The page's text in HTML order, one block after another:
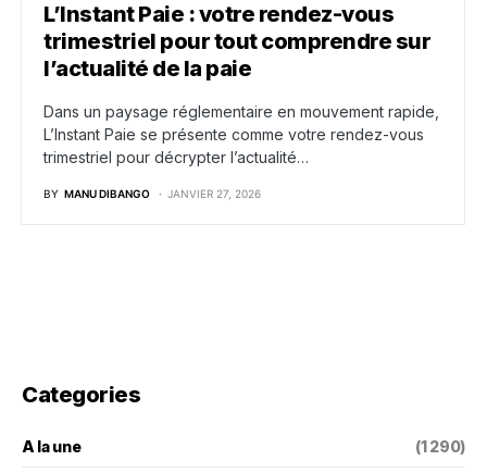
L’Instant Paie : votre rendez-vous
trimestriel pour tout comprendre sur
l’actualité de la paie
Dans un paysage réglementaire en mouvement rapide,
L’Instant Paie se présente comme votre rendez-vous
trimestriel pour décrypter l’actualité…
BY MANU DIBANGO JANVIER 27, 2026
Categories
A la une (1 290)